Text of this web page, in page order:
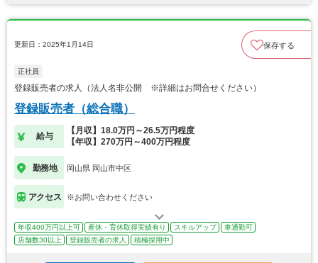
更新日：2025年1月14日 保存する
正社員
登録販売者の求人（法人名非公開 ※詳細はお問合せください）
登録販売者（総合職）
給与
【月収】18.0万円～26.5万円程度
【年収】270万円～400万円程度
勤務地 岡山県 岡山市中区
アクセス ※お問い合わせください
年収400万円以上可 産休・育休取得実績有り スキルアップ
車通勤可
店舗数30以上
登録販売者の求人 積極採用中